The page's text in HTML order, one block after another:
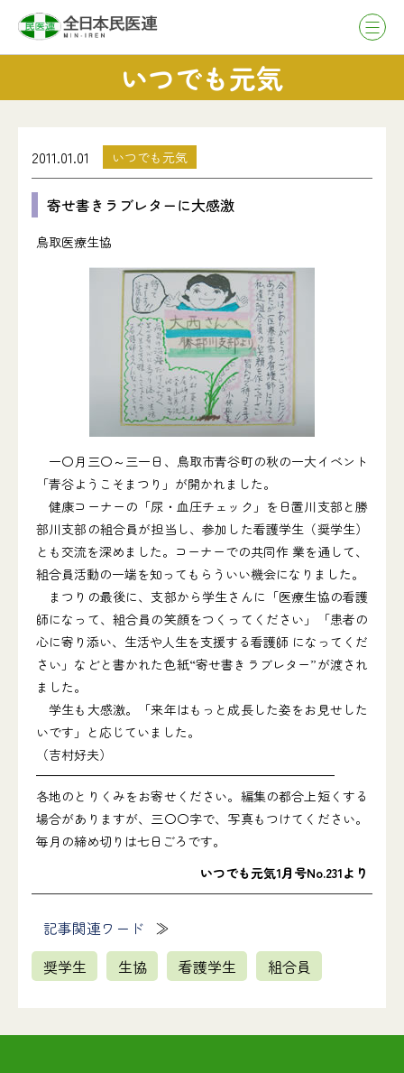
いつでも元気
2011.01.01 いつでも元気
寄せ書きラブレターに大感激
鳥取医療生協
一〇月三〇～三一日、鳥取市青谷町の秋の一大イベント
「青谷ようこそまつり」が開かれました。
健康コーナーの「尿・血圧チェック」を日置川支部と勝
部川支部の組合員が担当し、参加した看護学生（奨学生）
とも交流を深めました。コーナーでの共同作 業を通して、
組合員活動の一端を知ってもらういい機会になりました。
まつりの最後に、支部から学生さんに「医療生協の看護
師になって、組合員の笑顔をつくってください」「患者の
心に寄り添い、生活や人生を支援する看護師 になってくだ
さい」などと書かれた色紙“寄せ書きラブレター”が渡され
ました。
学生も大感激。「来年はもっと成長した姿をお見せした
いです」と応じていました。
（吉村好夫）
各地のとりくみをお寄せください。編集の都合上短くする
場合がありますが、三〇〇字で、写真もつけてください。
毎月の締め切りは七日ごろです。
いつでも元気1月号No.231より
記事関連ワード
奨学生
生協 看護学生 組合員